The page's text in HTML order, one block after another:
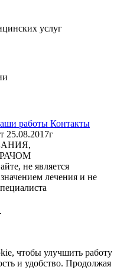
услуг
работы Контакты
25.08.2017г
не является
лечения и не
.
чтобы улучшить работу
и удобство. Продолжая